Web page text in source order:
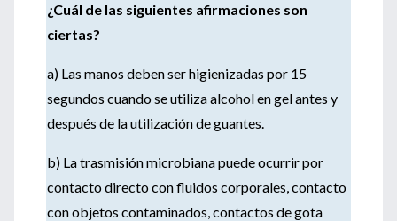
¿Cuál de las siguientes afirmaciones son
ciertas?
a) Las manos deben ser higienizadas por 15
segundos cuando se utiliza alcohol en gel antes y
después de la utilización de guantes.
b) La trasmisión microbiana puede ocurrir por
contacto directo con fluidos corporales, contacto
con objetos contaminados, contactos de gota